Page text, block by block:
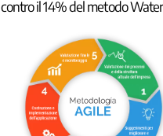
contro il 14% del metodo